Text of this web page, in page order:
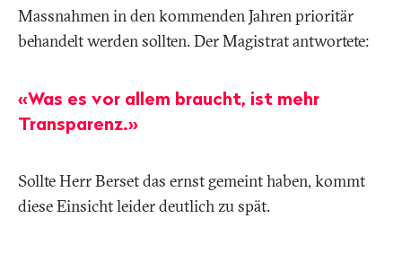
Massnahmen in den kommenden Jahren prioritär
behandelt werden sollten. Der Magistrat antwortete:
«Was es vor allem braucht, ist mehr
Transparenz.»
Sollte Herr Berset das ernst gemeint haben, kommt
diese Einsicht leider deutlich zu spät.